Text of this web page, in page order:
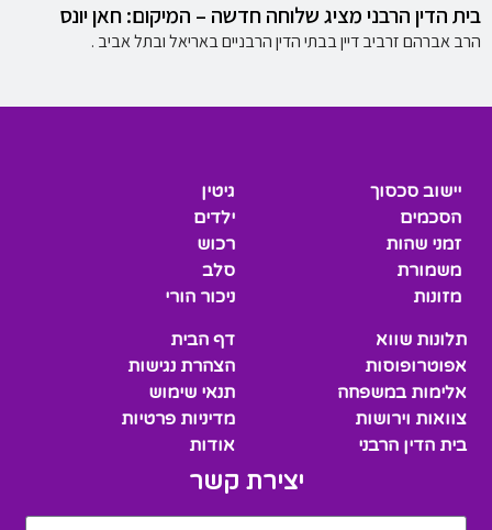
בית הדין הרבני מציג שלוחה חדשה – המיקום: חאן יונס
הרב אברהם זרביב דיין בבתי הדין הרבניים באריאל ובתל אביב .
יישוב סכסוך
הסכמים
זמני שהות
משמורת
מזונות
גיטין
ילדים
רכוש
סלב
ניכור הורי
תלונות שווא
אפוטרופוסות
אלימות במשפחה
צוואות וירושות
בית הדין הרבני
דף הבית
הצהרת נגישות
תנאי שימוש
מדיניות פרטיות
אודות
יצירת קשר